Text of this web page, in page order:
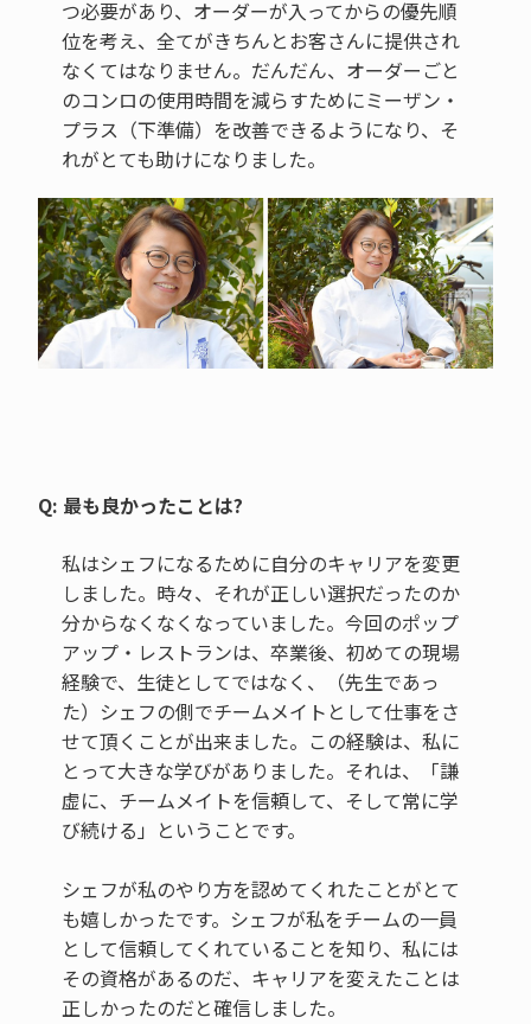
つ必要があり、オーダーが入ってからの優先順
位を考え、全てがきちんとお客さんに提供され
なくてはなりません。だんだん、オーダーごと
のコンロの使用時間を減らすためにミーザン・
プラス（下準備）を改善できるようになり、そ
れがとても助けになりました。
Q: 最も良かったことは?
私はシェフになるために自分のキャリアを変更
しました。時々、それが正しい選択だったのか
分からなくなくなっていました。今回のポップ
アップ・レストランは、卒業後、初めての現場
経験で、生徒としてではなく、（先生であっ
た）シェフの側でチームメイトとして仕事をさ
せて頂くことが出来ました。この経験は、私に
とって大きな学びがありました。それは、「謙
虚に、チームメイトを信頼して、そして常に学
び続ける」ということです。
シェフが私のやり方を認めてくれたことがとて
も嬉しかったです。シェフが私をチームの一員
として信頼してくれていることを知り、私には
その資格があるのだ、キャリアを変えたことは
正しかったのだと確信しました。